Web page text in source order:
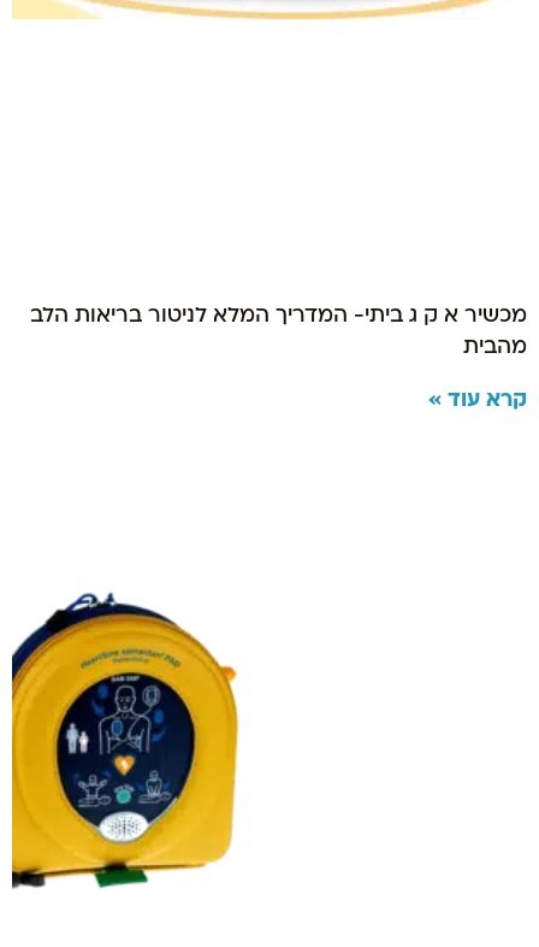
מכשיר א ק ג ביתי- המדריך המלא לניטור בריאות הלב
מהבית
קרא עוד »